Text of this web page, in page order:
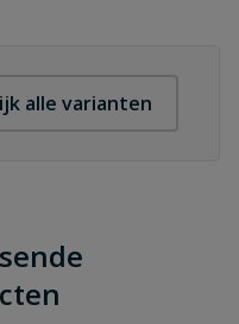
alle varianten